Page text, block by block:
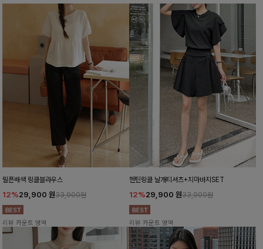
릴픈배색 링클블라우스
12%29,900 원33,900원
리뷰 카운트 영역
헨틴링클 날개티셔츠+치마바지SET
12%29,900 원33,900원
리뷰 카운트 영역